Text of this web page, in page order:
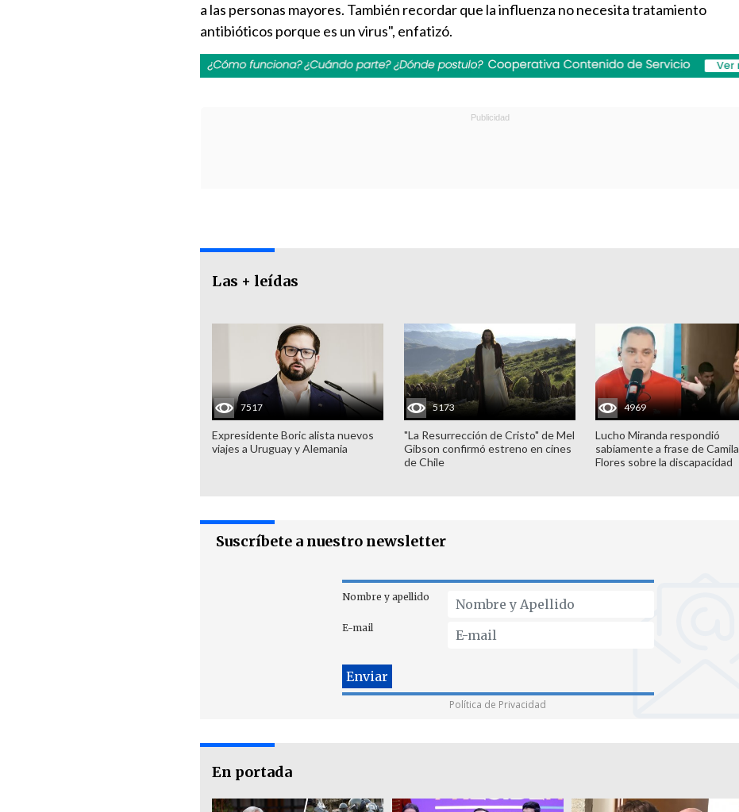
a las personas mayores. También recordar que la influenza no necesita tratamiento
antibióticos porque es un virus", enfatizó.
Las + leídas
7517
Expresidente Boric alista nuevos
viajes a Uruguay y Alemania
5173
"La Resurrección de Cristo" de Mel
Gibson confirmó estreno en cines
de Chile
4969
Lucho Miranda respondió
sabiamente a frase de Camila
Flores sobre la discapacidad
Suscríbete a nuestro newsletter
Nombre y apellido
E-mail
Política de Privacidad
En portada